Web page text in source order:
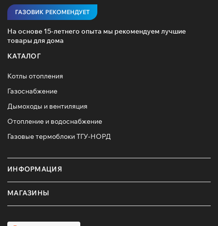
ГАЗОВИК РЕКОМЕНДУЕТ
На основе 15-летнего опыта мы рекомендуем лучшие
товары для дома
КАТАЛОГ
Котлы отопления
Газоснабжение
Дымоходы и вентиляция
Отопление и водоснабжение
Газовые термоблоки ТГУ-НОРД
ИНФОРМАЦИЯ
МАГАЗИНЫ